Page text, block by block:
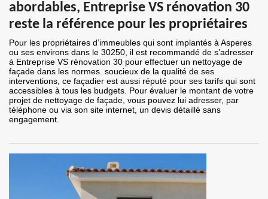
abordables, Entreprise VS rénovation 30
reste la référence pour les propriétaires
Pour les propriétaires d’immeubles qui sont implantés à Asperes
ou ses environs dans le 30250, il est recommandé de s’adresser
à Entreprise VS rénovation 30 pour effectuer un nettoyage de
façade dans les normes. soucieux de la qualité de ses
interventions, ce façadier est aussi réputé pour ses tarifs qui sont
accessibles à tous les budgets. Pour évaluer le montant de votre
projet de nettoyage de façade, vous pouvez lui adresser, par
téléphone ou via son site internet, un devis détaillé sans
engagement.